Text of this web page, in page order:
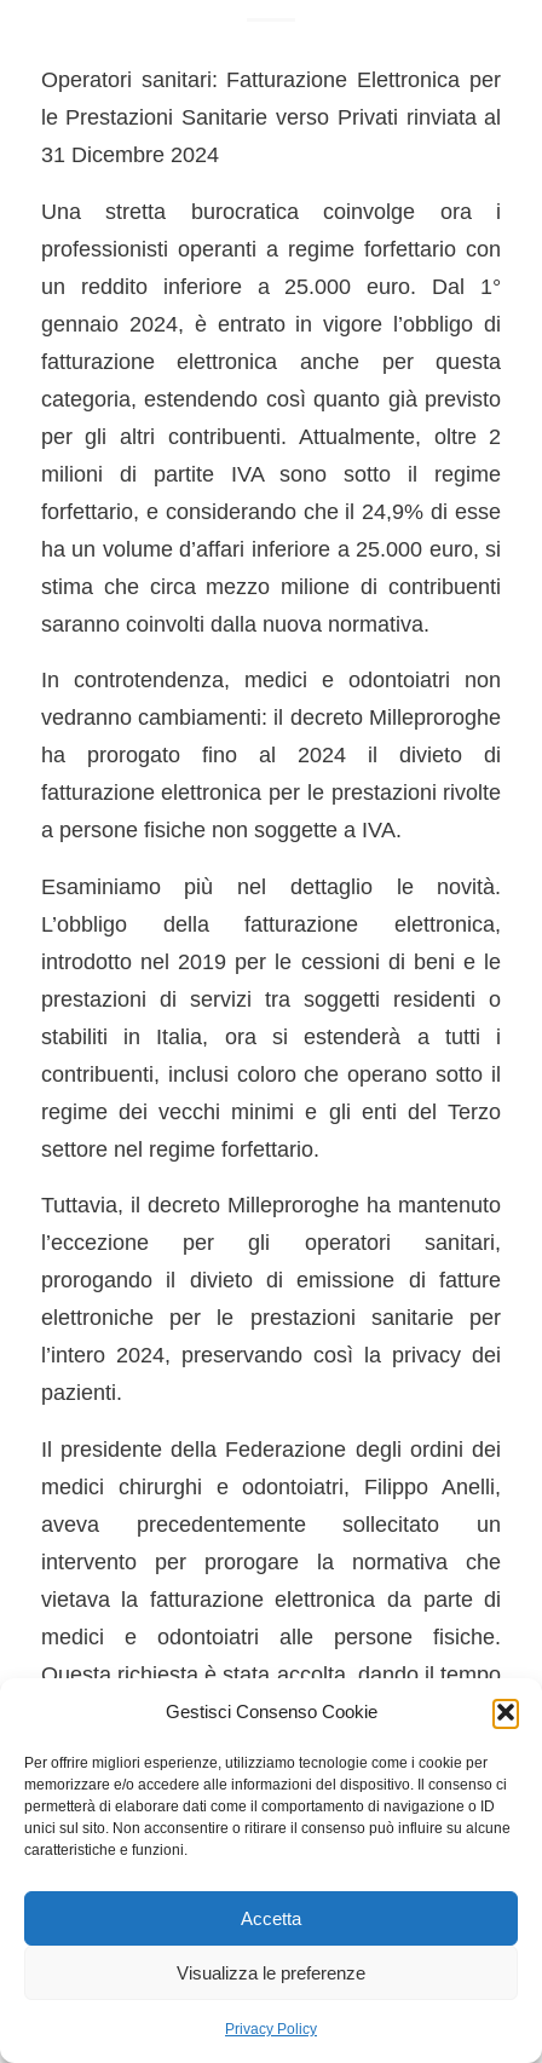
Gestisci Consenso Cookie
Per offrire migliori esperienze, utilizziamo tecnologie come i cookie per
memorizzare e/o accedere alle informazioni del dispositivo. Il consenso ci
permetterà di elaborare dati come il comportamento di navigazione o ID
unici sul sito. Non acconsentire o ritirare il consenso può influire su alcune
caratteristiche e funzioni.
Accetta
Visualizza le preferenze
Privacy Policy
Operatori sanitari: Fatturazione Elettronica per
le Prestazioni Sanitarie verso Privati rinviata al
31 Dicembre 2024
Una stretta burocratica coinvolge ora i
professionisti operanti a regime forfettario con
un reddito inferiore a 25.000 euro. Dal 1°
gennaio 2024, è entrato in vigore l’obbligo di
fatturazione elettronica anche per questa
categoria, estendendo così quanto già previsto
per gli altri contribuenti. Attualmente, oltre 2
milioni di partite IVA sono sotto il regime
forfettario, e considerando che il 24,9% di esse
ha un volume d’affari inferiore a 25.000 euro, si
stima che circa mezzo milione di contribuenti
saranno coinvolti dalla nuova normativa.
In controtendenza, medici e odontoiatri non
vedranno cambiamenti: il decreto Milleproroghe
ha prorogato fino al 2024 il divieto di
fatturazione elettronica per le prestazioni rivolte
a persone fisiche non soggette a IVA.
Esaminiamo più nel dettaglio le novità.
L’obbligo della fatturazione elettronica,
introdotto nel 2019 per le cessioni di beni e le
prestazioni di servizi tra soggetti residenti o
stabiliti in Italia, ora si estenderà a tutti i
contribuenti, inclusi coloro che operano sotto il
regime dei vecchi minimi e gli enti del Terzo
settore nel regime forfettario.
Tuttavia, il decreto Milleproroghe ha mantenuto
l’eccezione per gli operatori sanitari,
prorogando il divieto di emissione di fatture
elettroniche per le prestazioni sanitarie per
l’intero 2024, preservando così la privacy dei
pazienti.
Il presidente della Federazione degli ordini dei
medici chirurghi e odontoiatri, Filippo Anelli,
aveva precedentemente sollecitato un
intervento per prorogare la normativa che
vietava la fatturazione elettronica da parte di
medici e odontoiatri alle persone fisiche.
Questa richiesta è stata accolta, dando il tempo
di adeguare la normativa secondo le indicazioni
Inoltre, con l’estensione dell’obbligo della
fatturazione elettronica a tutti i forfettari, a
necessario ricevere la Certificazione unica
contribuenti a regime dei vecchi minimi.